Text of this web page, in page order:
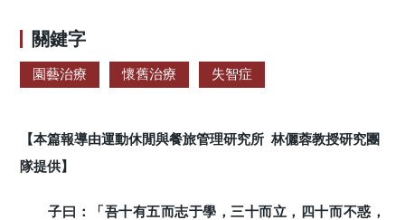
關鍵字
園藝治療 懷舊治療 失智症
【本篇報導由運動休閒與餐旅管理研究所 林儷蓉教授研究團
隊提供】
子曰：「吾十有五而志于學，三十而立，四十而不惑，